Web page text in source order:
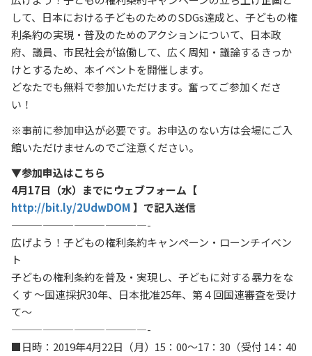
して、日本における子どものためのSDGs達成と、子どもの権
利条約の実現・普及のためのアクションについて、日本政
府、議員、市民社会が協働して、広く周知・議論するきっか
けとするため、本イベントを開催します。
どなたでも無料で参加いただけます。奮ってご参加くださ
い！
※事前に参加申込が必要です。お申込のない方は会場にご入
館いただけませんのでご注意ください。
▼参加申込はこちら
4月17日（水）までにウェブフォーム【
http://bit.ly/2UdwDOM】で記入送信
—————————————-
広げよう！子どもの権利条約キャンペーン・ローンチイベン
ト
子どもの権利条約を普及・実現し、子どもに対する暴力をな
くす ～国連採択30年、日本批准25年、第４回国連審査を受け
て～
—————————————-
■日時：2019年4月22日（月）15：00～17：30（受付 14：40